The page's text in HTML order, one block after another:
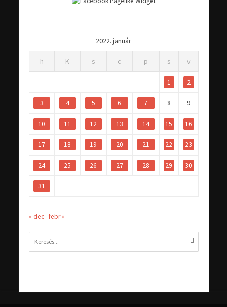
2022. január
h K s c p s v
1 2
3 4 5 6 7 8 9
10 11 12 13 14 15 16
17 18 19 20 21 22 23
24 25 26 27 28 29 30
31
« dec febr »